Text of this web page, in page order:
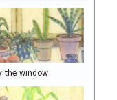
the window